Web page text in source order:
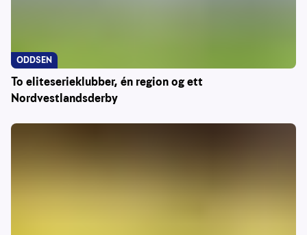
To eliteserieklubber, én region og ett
Nordvestlandsderby
ODDSEN